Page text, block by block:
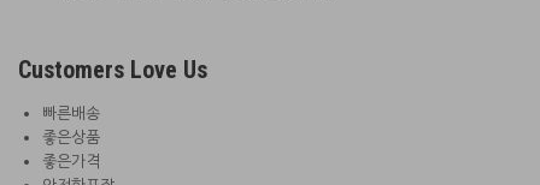
Customers Love Us
빠른배송
좋은상품
좋은가격